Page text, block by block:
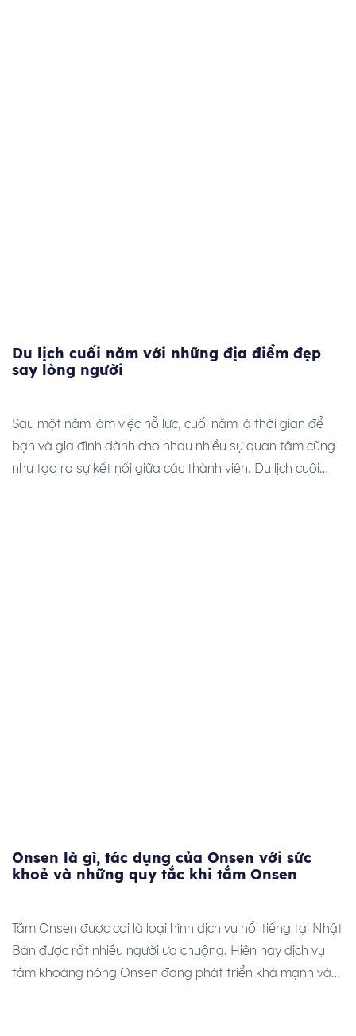
Du lịch cuối năm với những địa điểm đẹp
say lòng người
Sau một năm làm việc nỗ lực, cuối năm là thời gian để
bạn và gia đình dành cho nhau nhiều sự quan tâm cũng
như tạo ra sự kết nối giữa các thành viên. Du lịch cuối
Onsen là gì, tác dụng của Onsen với sức
khoẻ và những quy tắc khi tắm Onsen
Tắm Onsen được coi là loại hình dịch vụ nổi tiếng tại Nhật
Bản được rất nhiều người ưa chuộng. Hiện nay dịch vụ
tắm khoáng nóng Onsen đang phát triển khá mạnh và